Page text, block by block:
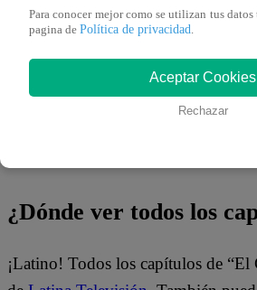
Steve, siempre cariñoso, agregó:
una comandante”, refiriéndose al
Stevey
¿Dónde ver todos los
¡Latino! Todos los capítulos de “El
Para conocer mejor como se utilizan tus
pagina de Política de privacidad
Aceptar Cookies
Rechazar